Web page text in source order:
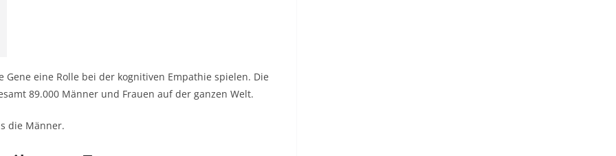
eine Rolle bei der kognitiven Empathie spielen. Die
89.000 Männer und Frauen auf der ganzen Welt.
die Männer.